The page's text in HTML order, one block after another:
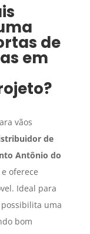
de
em
vãos
de
Antônio do
oferece
Ideal para
uma
bom